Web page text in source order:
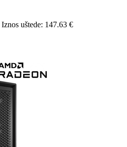
Iznos uštede: 147.63 €